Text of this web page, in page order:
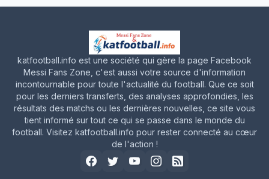
katfootball.info est une société qui gère la page Facebook
Messi Fans Zone, c'est aussi votre source d'information
incontournable pour toute l'actualité du football. Que ce soit
pour les derniers transferts, des analyses approfondies, les
résultats des matchs ou les dernières nouvelles, ce site vous
tient informé sur tout ce qui se passe dans le monde du
football. Visitez katfootball.info pour rester connecté au cœur
de l'action !